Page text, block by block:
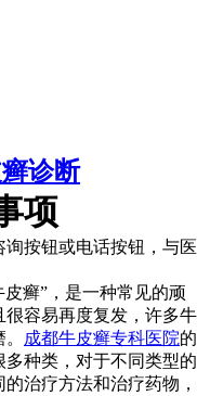
诊断
项
按钮或电话按钮，与医
皮癣”，是一种常见的顽
很容易再度复发，许多牛
成都牛皮癣专科医院的
种类，对于不同类型的
治疗方法和治疗药物，